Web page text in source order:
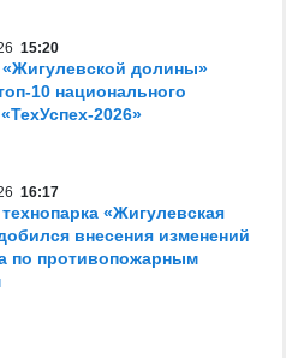
15:20
«Жигулевской долины»
10 национального
2026»
16:17
«Жигулевская
внесения изменений
по противопожарным